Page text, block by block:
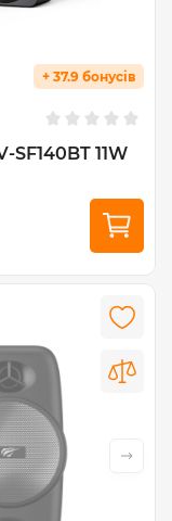
+ 37.9 бонусів
SF140BT 11W